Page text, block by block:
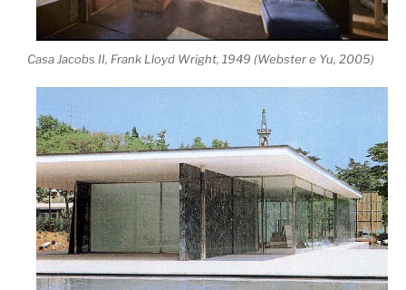
Casa Jacobs II, Frank Lloyd Wright, 1949 (Webster e Yu, 2005)